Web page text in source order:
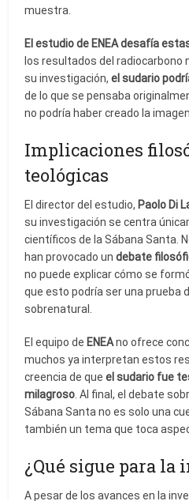
muestra.
El estudio de ENEA desafía
los resultados del radiocarbono
su investigación,el sudario
de lo que se pensaba
no podría haber creado la imagen.
Implicaciones
teológicas
El director del estudio, Paolo Di
su investigación se centra
científicos de la Sábana Santa.
han provocado undebate
no puede explicar cómo se
que esto podría ser una prueba
sobrenatural.
El equipo de ENEAno ofrece
muchos ya interpretan estos
creencia de queel sudario fue
milagroso . Al final, el debate
Sábana Santa no es solo una
también un tema que toca
¿Qué sigue para la
A pesar de los avances en la